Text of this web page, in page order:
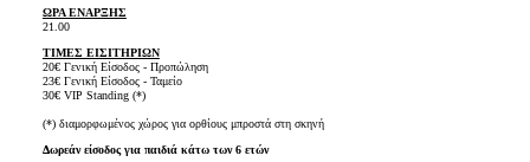
ΩΡΑ ΕΝΑΡΞΗΣ
21.00
ΤΙΜΕΣ ΕΙΣΙΤΗΡΙΩΝ
20€ Γενική Είσοδος - Προπώληση
23€ Γενική Είσοδος - Ταμείο
30€ VIP Standing (*)
(*) διαμορφωμένος χώρος για ορθίους μπροστά στη σκηνή
Δωρεάν είσοδος για παιδιά κάτω των 6 ετών